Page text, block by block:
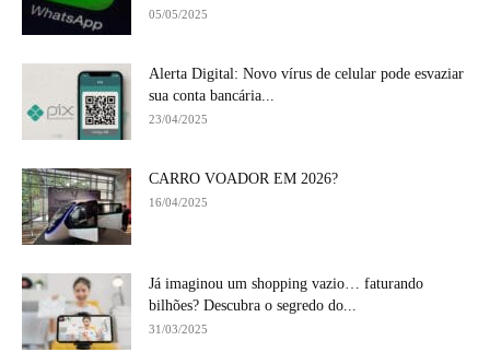
05/05/2025
Alerta Digital: Novo vírus de celular pode esvaziar
sua conta bancária...
23/04/2025
CARRO VOADOR EM 2026?
16/04/2025
Já imaginou um shopping vazio… faturando
bilhões? Descubra o segredo do...
31/03/2025